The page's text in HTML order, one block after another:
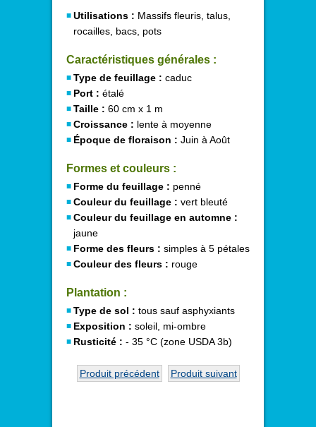
Utilisations : Massifs fleuris, talus,
rocailles, bacs, pots
Caractéristiques générales :
Type de feuillage : caduc
Port : étalé
Taille : 60 cm x 1 m
Croissance : lente à moyenne
Époque de floraison : Juin à Août
Formes et couleurs :
Forme du feuillage : penné
Couleur du feuillage : vert bleuté
Couleur du feuillage en automne :
jaune
Forme des fleurs : simples à 5 pétales
Couleur des fleurs : rouge
Plantation :
Type de sol : tous sauf asphyxiants
Exposition : soleil, mi-ombre
Rusticité : - 35 °C (zone USDA 3b)
Produit précédent Produit suivant